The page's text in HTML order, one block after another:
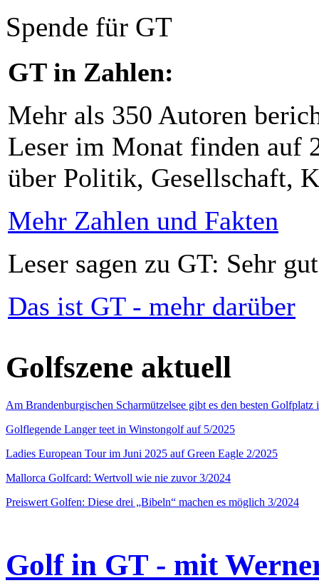
Spende für GT
GT in Zahlen:
Mehr als 350 Autoren
Leser im Monat finden auf
über Politik, Gesellschaft,
Mehr Zahlen und Fakten
Leser sagen zu GT: Sehr
Das ist GT - mehr darüber
Golfszene aktuell
Am Brandenburgischen Scharmützelsee gibt es den besten
Golflegende Langer teet in Winstongolf auf 5/2025
Ladies European Tour im Juni 2025 auf Green Eagle 2/2025
Mallorca Golfcard: Wertvoll wie nie zuvor 3/2024
Preiswert Golfen: Diese drei „Bibeln“ machen es möglich 3/2024
Golf in GT - mit